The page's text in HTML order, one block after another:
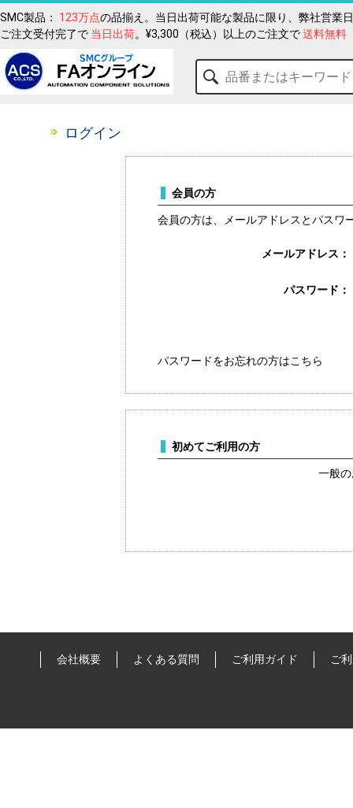
SMC製品： 123万点の品揃え。当日出荷可能な製品に限り、弊社営業
ご注文受付完了で 当日出荷。¥3,300（税込）以上のご注文で送料無料
ログイン
会員の方
会員の方は、メールアドレスとパスワ
メールアドレス：
パスワード：
パスワードをお忘れの方はこちら
初めてご利用の方
一般
会社概要 よくある質問 ご利用ガイド ご